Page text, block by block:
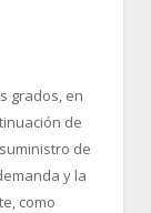
grados, en
de
de
y la
como